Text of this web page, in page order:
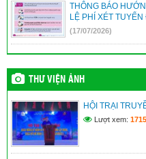
THÔNG BÁO
LỆ PHÍ XÉT
(17/07/2026)
THÔNG TIN
PHÁT TRIỂN –
2026 – MÃ
(12/07/2026)
KẾ HOẠCH TUYỂN
2026 – 2027
(12/07/2026)
THƯ VIỆN ẢNH
HỘI TRẠI
Lượt xem: 1715